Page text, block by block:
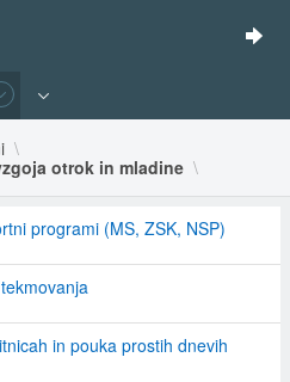
otrok in mladine
programi (MS, ZSK, NSP)
in pouka prostih dnevih